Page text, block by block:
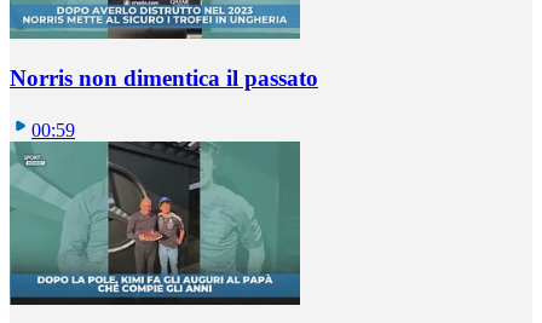
Norris non dimentica il passato
00:59